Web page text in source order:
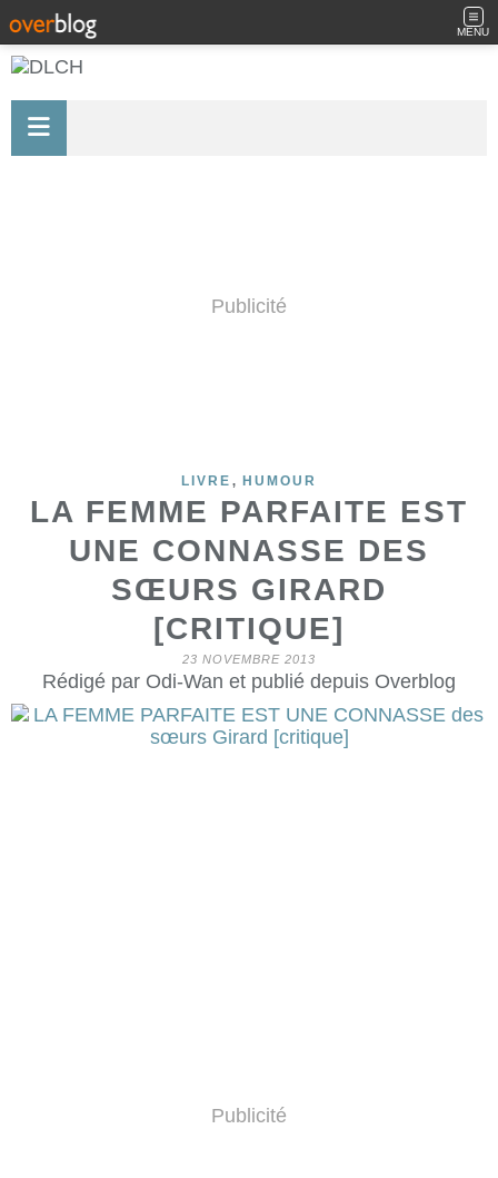
MENU
Publicité
LIVRE , HUMOUR
LA FEMME PARFAITE EST
UNE CONNASSE DES
SŒURS GIRARD
[CRITIQUE]
23 NOVEMBRE 2013
Rédigé par Odi-Wan et publié depuis Overblog
Publicité